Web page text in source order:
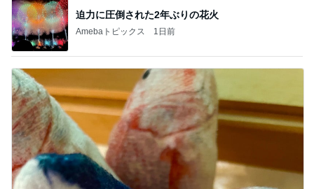
迫力に圧倒された2年ぶりの花火
Amebaトピックス 1日前